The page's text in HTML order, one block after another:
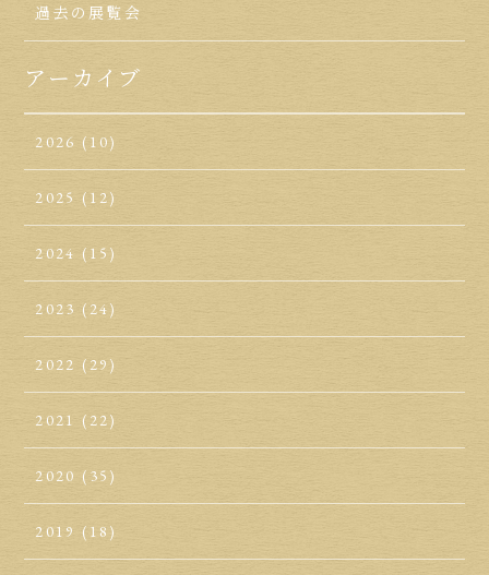
過去の展覧会
アーカイブ
2026 (10)
2025 (12)
2024 (15)
2023 (24)
2022 (29)
2021 (22)
2020 (35)
2019 (18)